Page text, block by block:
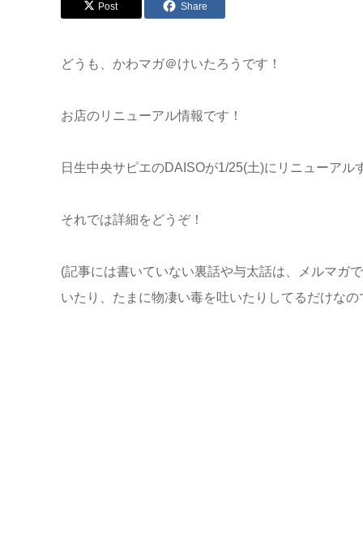
Post Share
どうも、かわマガ＠けいたろうです！
お店のリニューアル情報です！
日生中央サピエのDAISOが1/25(土)にリニューアル
それでは詳細をどうぞ！
(記事には書いていない裏話や与太話は、メルマガ
いたり、たまに物凄い毒を吐いたりしてるだけな